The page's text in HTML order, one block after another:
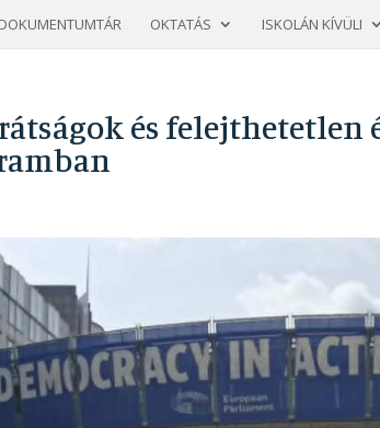
DOKUMENTUMTÁR OKTATÁS ISKOLÁN KÍVÜLI
és felejthetetlen